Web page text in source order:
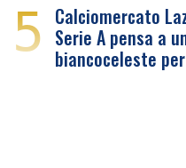
5 Calciomercato
Serie A pensa a
biancoceleste